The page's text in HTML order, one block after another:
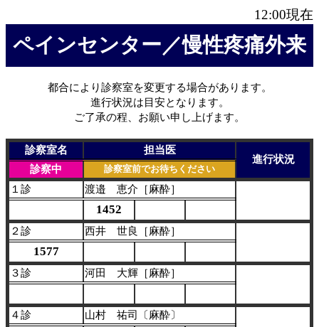
12:00現在
ペインセンター／慢性疼痛外来
都合により診察室を変更する場合があります。
進行状況は目安となります。
ご了承の程、お願い申し上げます。
診察室名 担当医
進行状況
診察中
診察室前でお待ちください
１診 渡邉 恵介［麻酔］
1452
２診 西井 世良［麻酔］
1577
３診 河田 大輝［麻酔］
４診 山村 祐司〔麻酔〕